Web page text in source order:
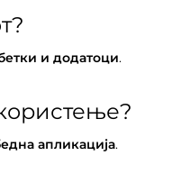
и додатоци.
апликација.